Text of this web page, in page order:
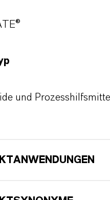
und Prozesshilfsmittel